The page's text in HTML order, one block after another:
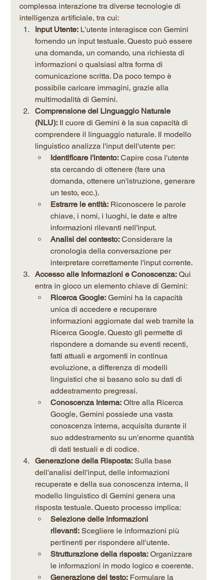
complessa interazione tra diverse tecnologie di
intelligenza artificiale, tra cui:
Input Utente: L'utente interagisce con Gemini
fornendo un input testuale. Questo può essere
una domanda, un comando, una richiesta di
informazioni o qualsiasi altra forma di
comunicazione scritta. Da poco tempo è
possibile caricare immagini, grazie alla
multimodalità di Gemini.
Comprensione del Linguaggio Naturale
(NLU): Il cuore di Gemini è la sua capacità di
comprendere il linguaggio naturale. Il modello
linguistico analizza l'input dell'utente per:
Identificare l'intento: Capire cosa l'utente
sta cercando di ottenere (fare una
domanda, ottenere un'istruzione, generare
un testo, ecc.).
Estrarre le entità: Riconoscere le parole
chiave, i nomi, i luoghi, le date e altre
informazioni rilevanti nell'input.
Analisi del contesto: Considerare la
cronologia della conversazione per
interpretare correttamente l'input corrente.
Accesso alle Informazioni e Conoscenza: Qui
entra in gioco un elemento chiave di Gemini:
Ricerca Google: Gemini ha la capacità
unica di accedere e recuperare
informazioni aggiornate dal web tramite la
Ricerca Google. Questo gli permette di
rispondere a domande su eventi recenti,
fatti attuali e argomenti in continua
evoluzione, a differenza di modelli
linguistici che si basano solo su dati di
addestramento pregressi.
Conoscenza Interna: Oltre alla Ricerca
Google, Gemini possiede una vasta
conoscenza interna, acquisita durante il
suo addestramento su un'enorme quantità
di dati testuali e di codice.
Generazione della Risposta: Sulla base
dell'analisi dell'input, delle informazioni
recuperate e della sua conoscenza interna, il
modello linguistico di Gemini genera una
risposta testuale. Questo processo implica:
Selezione delle informazioni
rilevanti: Scegliere le informazioni più
pertinenti per rispondere all'utente.
Strutturazione della risposta: Organizzare
le informazioni in modo logico e coerente.
Generazione del testo: Formulare la